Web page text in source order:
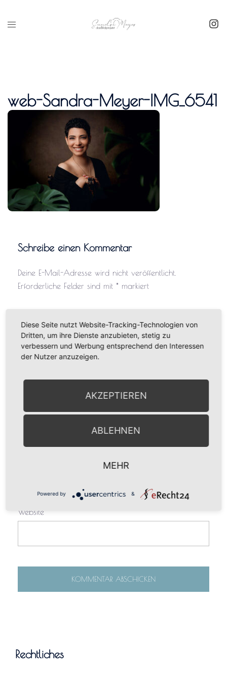
web-Sandra-Meyer-IMG_6541
Schreibe einen Kommentar
Deine E-Mail-Adresse wird nicht veröffentlicht.
Erforderliche Felder sind mit * markiert
Name
Website
Rechtliches
Diese Seite nutzt Website-Tracking-Technologien von
Dritten, um ihre Dienste anzubieten, stetig zu
verbessern und Werbung entsprechend den Interessen
der Nutzer anzuzeigen.
AKZEPTIEREN
ABLEHNEN
MEHR
Powered by &